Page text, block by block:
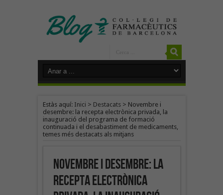
Estàs aquí: Inici > Destacats> Novembre i
desembre: la recepta electrònica privada, la
inauguració del programa de formació
continuada i el desabastiment de medicaments,
temes més destacats als mitjans
Novembre i desembre: la
recepta electrònica